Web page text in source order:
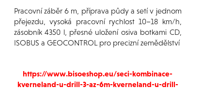
Pracovní záběr 6 m, příprava půdy a setí v jednom
přejezdu, vysoká pracovní rychlost 10–18 km/h,
zásobník 4350 l, přesné uložení osiva botkami CD,
ISOBUS a GEOCONTROL pro precizní zemědělství
https://www.bisoeshop.eu/seci-kombinace-
kverneland-u-drill-3-az-6m-kverneland-u-drill-